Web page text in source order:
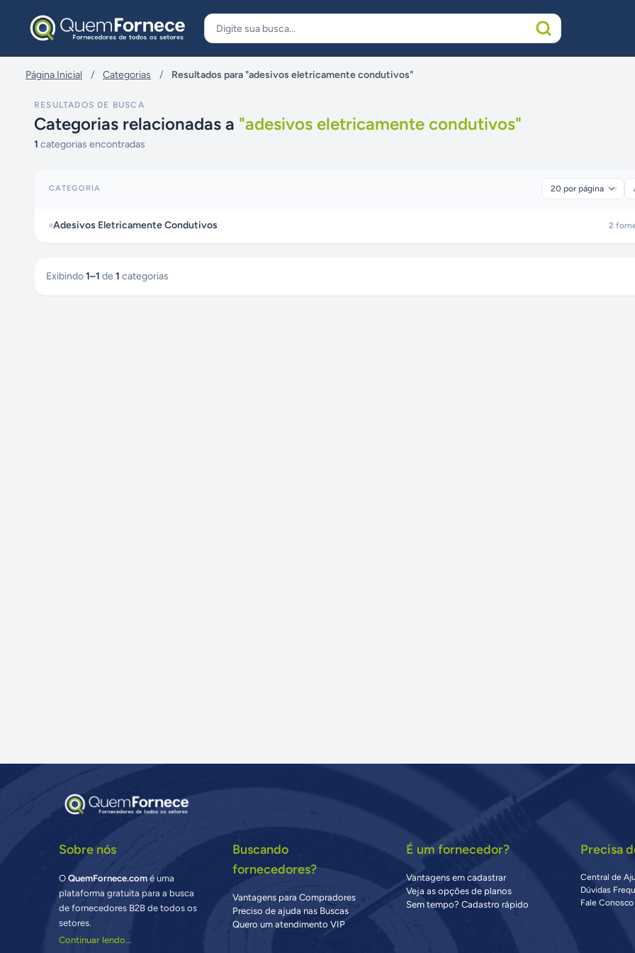
Página Inicial / Categorias / Resultados para "adesivos eletricamente condutivos"
RESULTADOS DE BUSCA
Categorias relacionadas a "adesivos eletricamente condutivos"
1 categorias encontradas
CATEGORIA
Adesivos Eletricamente Condutivos 2
Exibindo1–1 de 1 categorias
Sobre nós
OQuemFornece.com é uma
plataforma gratuita para a busca
de fornecedores B2B de todos os
setores.
Continuar lendo...
Buscando
fornecedores?
Vantagens para Compradores
Preciso de ajuda nas Buscas
Quero um atendimento VIP
É um fornecedor?
Vantagens em cadastrar
Veja as opções de planos
Sem tempo? Cadastro rápido
Precisa
Central de
Dúvidas
Fale Conosco